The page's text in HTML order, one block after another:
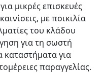
μικρές επισκευές
με ποικιλία
του κλάδου
για τη σωστή
καταστήματα για
παραγγελίας.